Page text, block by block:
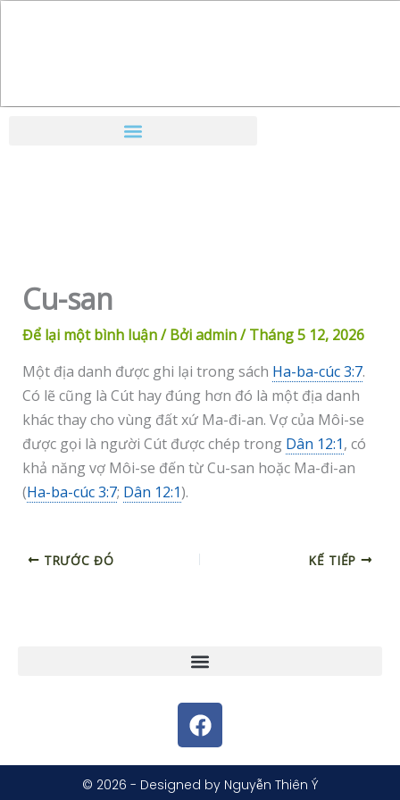
Cu-san
Để lại một bình luận/ Bởiadmin/Tháng 5 12, 2026
Một địa danh được ghi lại trong sách Ha-ba-cúc 3:7.
Có lẽ cũng là Cút hay đúng hơn đó là một địa danh
khác thay cho vùng đất xứ Ma-đi-an. Vợ của Môi-se
được gọi là người Cút được chép trong Dân 12:1, có
khả năng vợ Môi-se đến từ Cu-san hoặc Ma-đi-an
(Ha-ba-cúc 3:7; Dân 12:1).
TRƯỚC ĐÓ KẾ TIẾP
F
a
c
e
© 2026 - Designed by Nguyễn Thiên Ý